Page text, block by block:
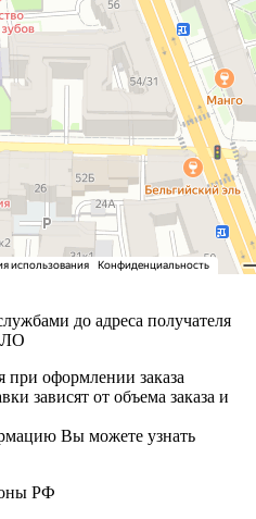
до адреса получателя
ЛО
при оформлении заказа
зависят от объема заказа и
Вы можете узнать
РФ